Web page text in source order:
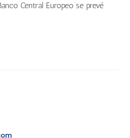
Central Europeo se prevé